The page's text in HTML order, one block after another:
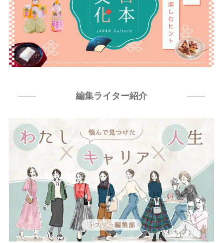
編集ライター紹介